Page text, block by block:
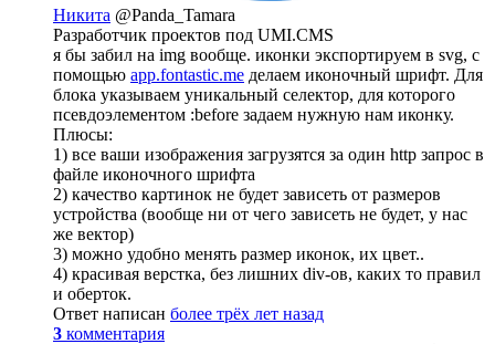
Никита @Panda_Tamara
Разработчик проектов под UMI.CMS
я бы забил на img вообще. иконки экспортируем в svg, с
помощью app.fontastic.me делаем иконочный шрифт. Для
блока указываем уникальный селектор, для которого
псевдоэлементом :before задаем нужную нам иконку.
Плюсы:
1) все ваши изображения загрузятся за один http запрос в
файле иконочного шрифта
2) качество картинок не будет зависеть от размеров
устройства (вообще ни от чего зависеть не будет, у нас
же вектор)
3) можно удобно менять размер иконок, их цвет..
4) красивая верстка, без лишних div-ов, каких то правил
и оберток.
Ответ написан более трёх лет назад
3 комментария